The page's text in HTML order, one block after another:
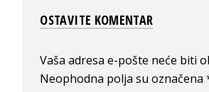
OSTAVITE KOMENTAR
Vaša adresa e-pošte neće biti
Neophodna polja su označena